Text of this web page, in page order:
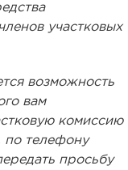
участковых
возможность
вам
комиссию
по телефону
просьбу